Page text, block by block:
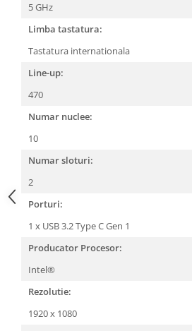
5 GHz
Limba tastatura:
Tastatura internationala
Line-up:
470
Numar nuclee:
10
Numar sloturi:
2
Porturi:
1 x USB 3.2 Type C Gen 1
Producator Procesor:
Intel®
Rezolutie:
1920 x 1080